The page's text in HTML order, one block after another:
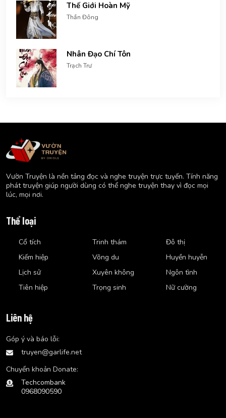
Thế Giới Hoàn Mỹ
Thần Đông
Nhân Đạo Chí Tôn
Trạch Trư
Vườn Truyện là nền tảng đọc và nghe truyện trực tuyến. Tính năng
phát truyện giúp người dùng có thể nghe truyện thay vì đọc mọi
lúc, mọi nơi.
Thể loại
Cổ tích
Kiếm hiệp
Lịch sử
Tiên hiệp
Trinh thám
Võng du
Xuyên không
Trọng sinh
Đô thị
Huyền huyễn
Ngôn tình
Nữ cường
Liên hệ
Góp ý và báo lỗi:
truyen@garlife.net
Chuyển khoản Donate:
Techcombank
0968090590